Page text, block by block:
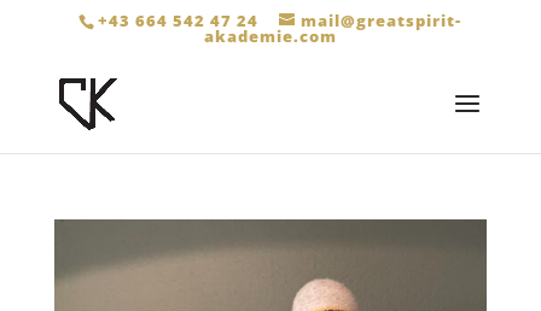
+43 664 542 47 24 mail@greatspirit-
akademie.com